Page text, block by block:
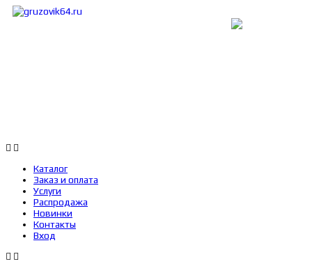
Каталог
Заказ и оплата
Услуги
Распродажа
Новинки
Контакты
Вход